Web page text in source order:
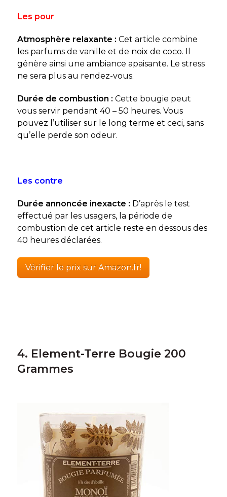
Les pour
Atmosphère relaxante : Cet article combine
les parfums de vanille et de noix de coco. Il
génère ainsi une ambiance apaisante. Le stress
ne sera plus au rendez-vous.
Durée de combustion : Cette bougie peut
vous servir pendant 40 – 50 heures. Vous
pouvez l’utiliser sur le long terme et ceci, sans
qu’elle perde son odeur.
Les contre
Durée annoncée inexacte : D’après le test
effectué par les usagers, la période de
combustion de cet article reste en dessous des
40 heures déclarées.
Vérifier le prix sur Amazon.fr!
4. Element-Terre Bougie 200
Grammes